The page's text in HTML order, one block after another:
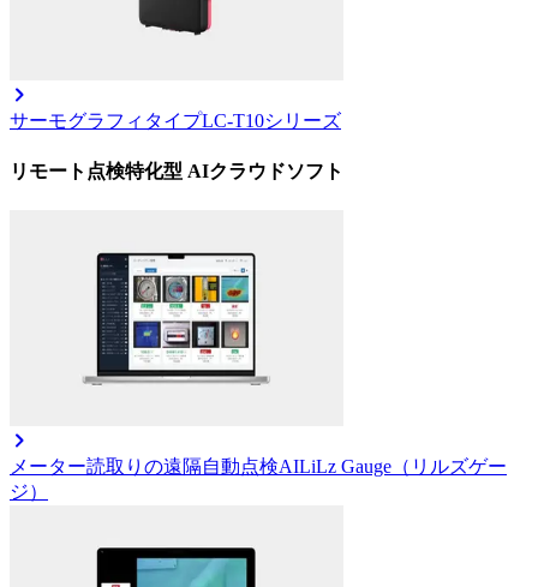
サーモグラフィタイプLC-T10シリーズ
リモート点検特化型 AIクラウドソフト
メーター読取りの遠隔自動点検AILiLz Gauge（リルズゲー
ジ）